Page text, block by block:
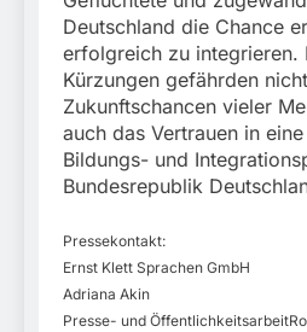
Deutschland die Chance
erfolgreich zu integrieren.
Kürzungen gefährden
Zukunftschancen vieler
auch das Vertrauen in
Bildungs- und
Bundesrepublik
Pressekontakt:
Ernst Klett Sprachen GmbH
Adriana Akin
Presse- und